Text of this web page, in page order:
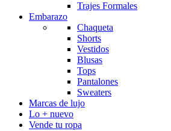
Trajes Formales
Embarazo
Chaqueta
Shorts
Vestidos
Blusas
Tops
Pantalones
Sweaters
Marcas de lujo
Lo + nuevo
Vende tu ropa